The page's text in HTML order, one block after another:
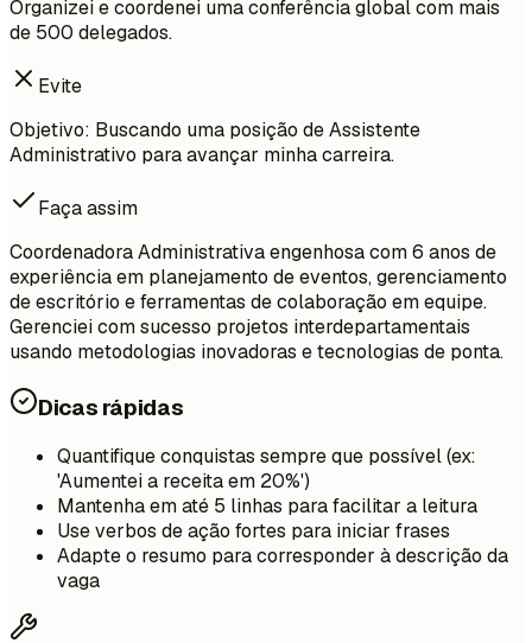
Organizei e coordenei uma conferência global com mais
de 500 delegados.
Evite
Objetivo: Buscando uma posição de Assistente
Administrativo para avançar minha carreira.
Faça assim
Coordenadora Administrativa engenhosa com 6 anos de
experiência em planejamento de eventos, gerenciamento
de escritório e ferramentas de colaboração em equipe.
Gerenciei com sucesso projetos interdepartamentais
usando metodologias inovadoras e tecnologias de ponta.
Dicas rápidas
Quantifique conquistas sempre que possível (ex:
'Aumentei a receita em 20%')
Mantenha em até 5 linhas para facilitar a leitura
Use verbos de ação fortes para iniciar frases
Adapte o resumo para corresponder à descrição da
vaga